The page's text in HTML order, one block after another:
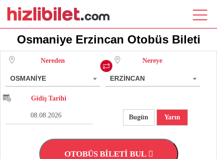
Osmaniye Erzincan Otobüs Bileti
Nereden
OSMANİYE
Nereye
ERZİNCAN
Gidiş Tarihi
Bugün Yarın
OTOBÜS BİLETİ BUL